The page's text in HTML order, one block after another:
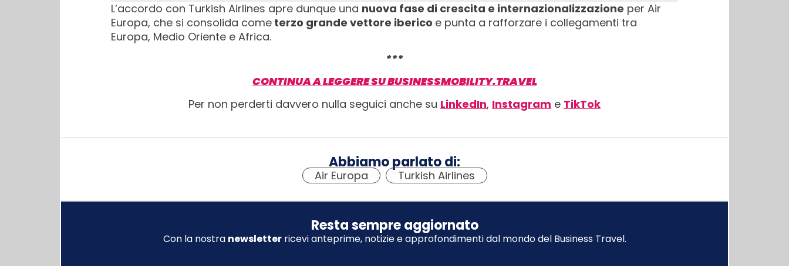
L’accordo con Turkish Airlines apre dunque una nuova fase di crescita e internazionalizzazione per Air
Europa, che si consolida come terzo grande vettore iberico e punta a rafforzare i collegamenti tra
Europa, Medio Oriente e Africa.
***
CONTINUA A LEGGERE SU BUSINESSMOBILITY.TRAVEL
Per non perderti davvero nulla seguici anche su LinkedIn, Instagram e TikTok
Abbiamo parlato di:
Air Europa , Turkish Airlines
Resta sempre aggiornato
Con la nostra newsletterricevi anteprime, notizie e approfondimenti dal mondo del Business Travel.